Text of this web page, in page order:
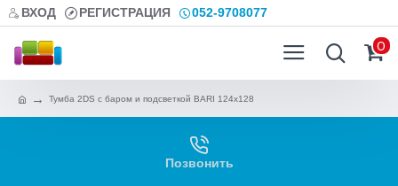
ВХОД РЕГИСТРАЦИЯ 052-9708077
0
Тумба 2DS с баром и подсветкой BARI 124х128
Позвонить